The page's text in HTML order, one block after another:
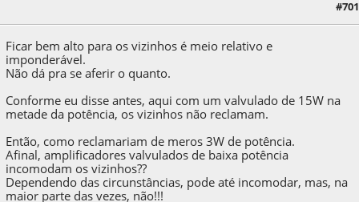
#701
Ficar bem alto para os vizinhos é meio relativo e
imponderável.
Não dá pra se aferir o quanto.
Conforme eu disse antes, aqui com um valvulado de 15W na
metade da potência, os vizinhos não reclamam.
Então, como reclamariam de meros 3W de potência.
Afinal, amplificadores valvulados de baixa potência
incomodam os vizinhos??
Dependendo das circunstâncias, pode até incomodar, mas, na
maior parte das vezes, não!!!